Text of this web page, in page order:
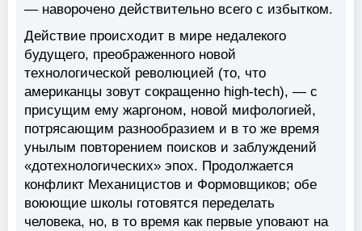
— наворочено действительно всего с избытком.
Действие происходит в мире недалекого
будущего, преображенного новой
технологической революцией (то, что
американцы зовут сокращенно high-tech), — с
присущим ему жаргоном, новой мифологией,
потрясающим разнообразием и в то же время
унылым повторением поисков и заблуждений
«дотехнологических» эпох. Продолжается
конфликт Механицистов и Формовщиков; обе
воюющие школы готовятся переделать
человека, но, в то время как первые уповают на